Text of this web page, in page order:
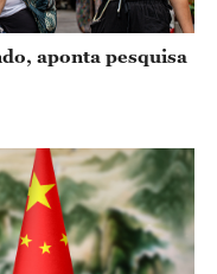
aponta pesquisa